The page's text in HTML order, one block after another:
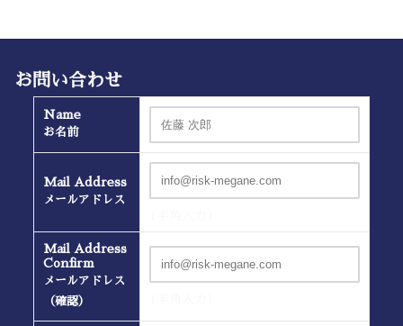
お問い合わせ
Name
お名前
Mail Address
メールアドレス
Mail Address
Confirm
メールアドレス
（確認）